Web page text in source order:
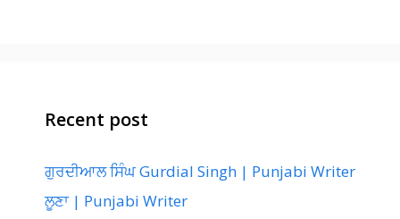
Recent post
ਗੁਰਦੀਆਲ ਸਿੰਘ Gurdial Singh | Punjabi Writer
ਲੂਣਾ | Punjabi Writer